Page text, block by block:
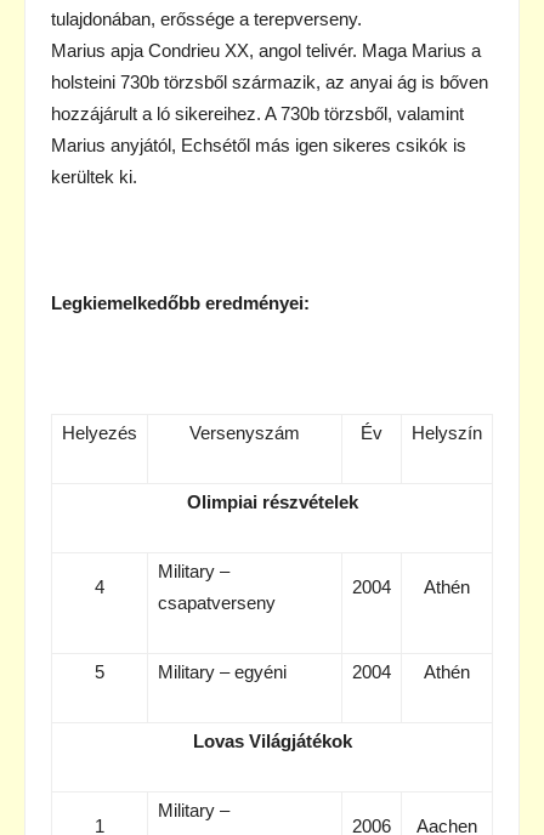
tulajdonában, erőssége a terepverseny.
Marius apja Condrieu XX, angol telivér. Maga Marius a
holsteini 730b törzsből származik, az anyai ág is bőven
hozzájárult a ló sikereihez. A 730b törzsből, valamint
Marius anyjától, Echsétől más igen sikeres csikók is
kerültek ki.
Legkiemelkedőbb eredményei:
Helyezés Versenyszám Év Helyszín
Olimpiai részvételek
4
Military –
csapatverseny
2004 Athén
5 Military – egyéni 2004 Athén
Lovas Világjátékok
1
Military –
2006 Aachen